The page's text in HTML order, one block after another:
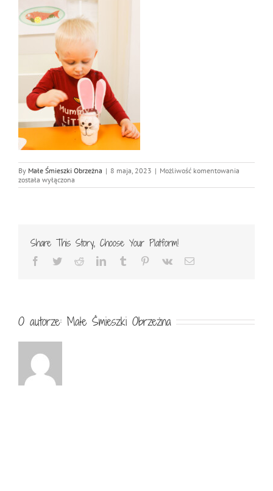
By Małe Śmieszki Obrzeżna | 8 maja, 2023 | Możliwość komentowania
została wyłączona
Share This Story, Choose Your Platform!
Facebook
TwitterRedditLinkedInTumblr Pinterest
Vk Email
O autorze: Małe Śmieszki Obrzeżna